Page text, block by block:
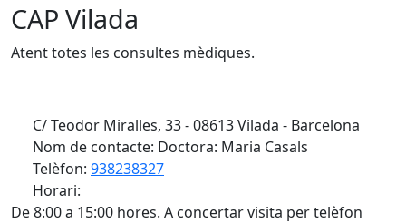
CAP Vilada
Atent totes les consultes mèdiques.
C/ Teodor Miralles, 33 - 08613 Vilada - Barcelona
Nom de contacte: Doctora: Maria Casals
Telèfon: 938238327
Horari:
De 8:00 a 15:00 hores. A concertar visita per telèfon